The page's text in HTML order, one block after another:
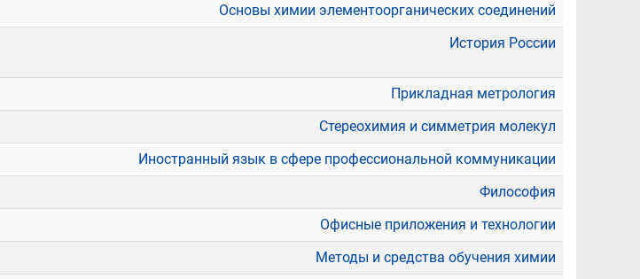
Основы химии элементоорганических соединений
История России
Прикладная метрология
Стереохимия и симметрия молекул
Иностранный язык в сфере профессиональной коммуникации
Философия
Офисные приложения и технологии
Методы и средства обучения химии